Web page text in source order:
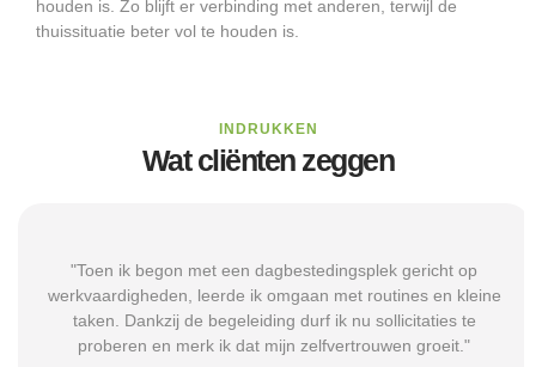
houden is. Zo blijft er verbinding met anderen, terwijl de
thuissituatie beter vol te houden is.
INDRUKKEN
Wat cliënten zeggen
"Toen ik begon met een dagbestedingsplek gericht op
werkvaardigheden, leerde ik omgaan met routines en kleine
taken. Dankzij de begeleiding durf ik nu sollicitaties te
proberen en merk ik dat mijn zelfvertrouwen groeit."